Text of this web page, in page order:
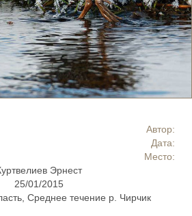
Автор:
Дата:
Место:
Эрнест
25/01/2015
Среднее течение р. Чирчик